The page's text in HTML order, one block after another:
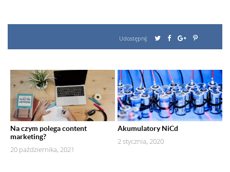
Udostępnij:
Na czym polega content
marketing?
20 października, 2021
Akumulatory NiCd
2 stycznia, 2020